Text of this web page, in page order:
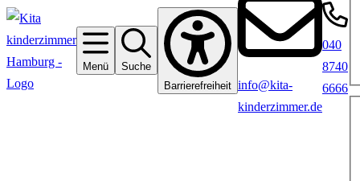
Menü
Suche
Barrierefreiheit info@kita-
kinderzimmer.de
040
8740
6666